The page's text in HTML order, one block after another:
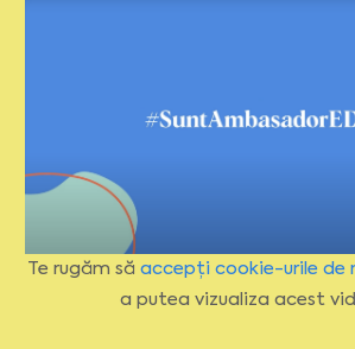
Te rugăm să accepți cookie-urile de
a putea vizualiza acest